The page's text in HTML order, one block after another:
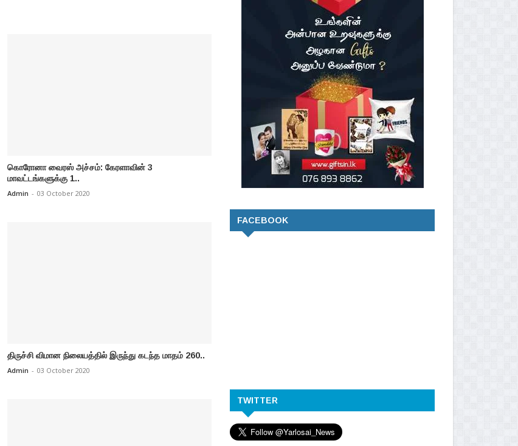
கொரோனா வைரஸ் அச்சம்: கேரளாவின் 3
மாவட்டங்களுக்கு 1..
Admin - 03 October 2020
திருச்சி விமான நிலையத்தில் இருந்து கடந்த மாதம் 260..
Admin - 03 October 2020
FACEBOOK
TWITTER